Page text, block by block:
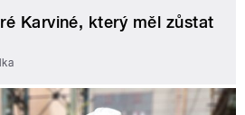
Karviné, který měl zůstat